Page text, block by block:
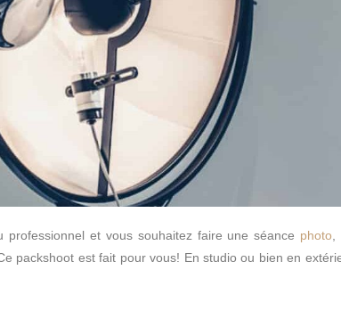
professionnel et vous souhaitez faire une séance photo
packshoot est fait pour vous! En studio ou bien en